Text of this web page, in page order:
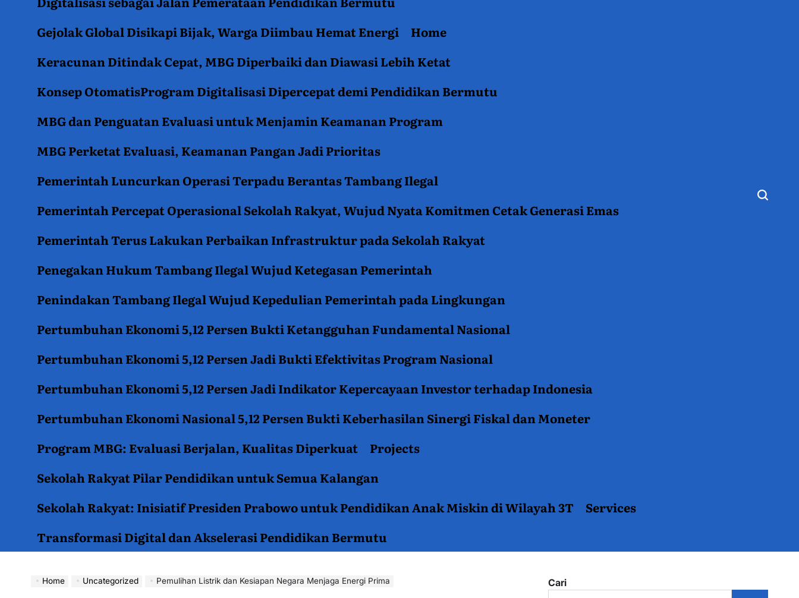
Gejolak Global Disikapi Bijak, Warga Diimbau Hemat Energi
Home
Keracunan Ditindak Cepat, MBG Diperbaiki dan Diawasi Lebih Ketat
Konsep OtomatisProgram Digitalisasi Dipercepat demi Pendidikan Bermutu
MBG dan Penguatan Evaluasi untuk Menjamin Keamanan Program
MBG Perketat Evaluasi, Keamanan Pangan Jadi Prioritas
Pemerintah Luncurkan Operasi Terpadu Berantas Tambang Ilegal
Pemerintah Percepat Operasional Sekolah Rakyat, Wujud Nyata Komitmen Cetak Generasi Emas
Pemerintah Terus Lakukan Perbaikan Infrastruktur pada Sekolah Rakyat
Penegakan Hukum Tambang Ilegal Wujud Ketegasan Pemerintah
Penindakan Tambang Ilegal Wujud Kepedulian Pemerintah pada Lingkungan
Pertumbuhan Ekonomi 5,12 Persen Bukti Ketangguhan Fundamental Nasional
Pertumbuhan Ekonomi 5,12 Persen Jadi Bukti Efektivitas Program Nasional
Pertumbuhan Ekonomi 5,12 Persen Jadi Indikator Kepercayaan Investor terhadap Indonesia
Pertumbuhan Ekonomi Nasional 5,12 Persen Bukti Keberhasilan Sinergi Fiskal dan Moneter
Program MBG: Evaluasi Berjalan, Kualitas Diperkuat
Projects
Sekolah Rakyat Pilar Pendidikan untuk Semua Kalangan
Sekolah Rakyat: Inisiatif Presiden Prabowo untuk Pendidikan Anak Miskin di Wilayah 3T
Services
Transformasi Digital dan Akselerasi Pendidikan Bermutu
Home Uncategorized Pemulihan Listrik dan Kesiapan Negara Menjaga Energi Prima
Cari